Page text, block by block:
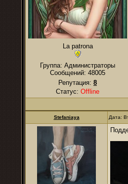
La patrona
Группа: Администраторы
Сообщений: 48005
Репутация: 8
Статус: Offline
Stefaniaya Дата: